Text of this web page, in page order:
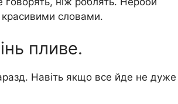
словами.
пливе.
Навіть якщо все йде не дуже